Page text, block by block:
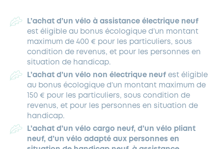
L’achat d’un vélo à assistance électrique neuf
est éligible au bonus écologique d’un montant
maximum de 400 € pour les particuliers, sous
condition de revenus, et pour les personnes en
situation de handicap.
L’achat d’un vélo non électrique neuf est éligible
au bonus écologique d’un montant maximum de
150 € pour les particuliers, sous condition de
revenus, et pour les personnes en situation de
handicap.
L’achat d’un vélo cargo neuf, d’un vélo pliant
neuf, d’un vélo adapté aux personnes en